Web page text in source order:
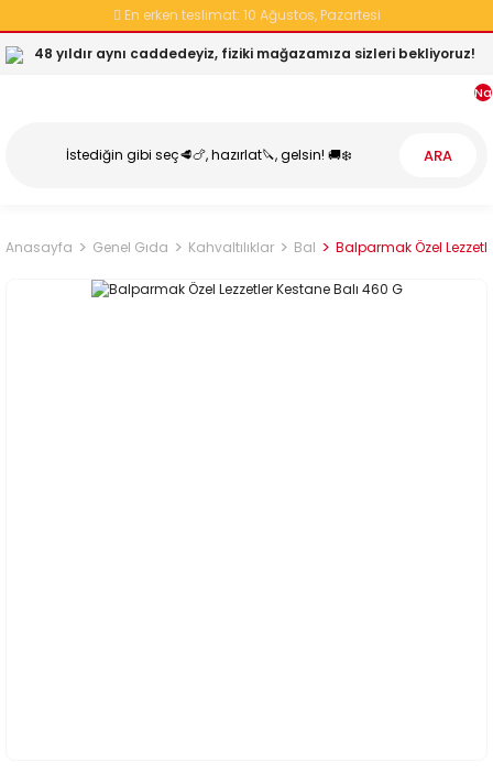
En erken teslimat: 10 Ağustos, Pazartesi
48 yıldır aynı caddedeyiz, fiziki mağazamıza sizleri bekliyoruz!
ARA
Anasayfa Genel Gıda Kahvaltılıklar Bal Balparmak Özel